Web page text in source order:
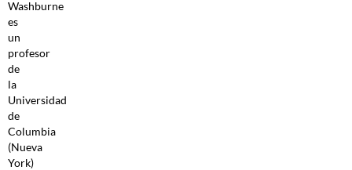
Washburne
es
un
profesor
de
la
Universidad
de
Columbia
(Nueva
York)